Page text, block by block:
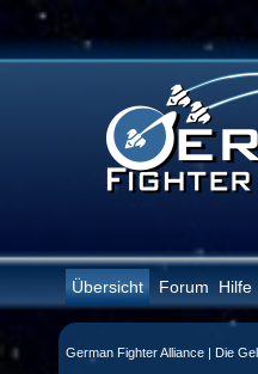
Übersicht Forum Hilfe
German Fighter Alliance | Die